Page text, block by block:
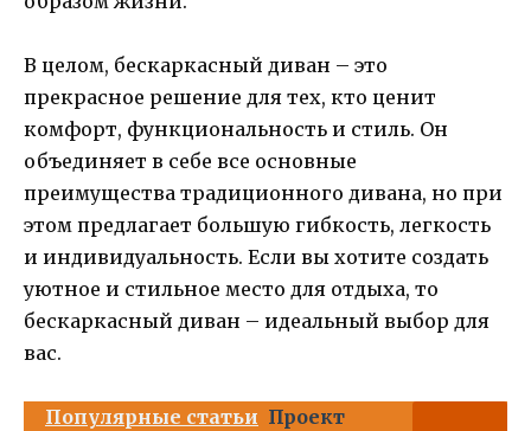
В целом, бескаркасный диван – это
прекрасное решение для тех, кто ценит
комфорт, функциональность и стиль. Он
объединяет в себе все основные
преимущества традиционного дивана, но при
этом предлагает большую гибкость, легкость
и индивидуальность. Если вы хотите создать
уютное и стильное место для отдыха, то
бескаркасный диван – идеальный выбор для
вас.
Популярные статьи Проект